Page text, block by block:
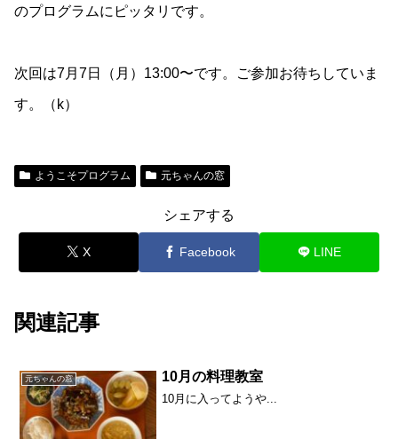
のプログラムにピッタリです。
次回は7月7日（月）13:00〜です。ご参加お待ちしていま
す。（k）
ようこそプログラム 元ちゃんの窓
シェアする
X Facebook LINE
関連記事
元ちゃんの窓 10月の料理教室
10月に入ってようや...